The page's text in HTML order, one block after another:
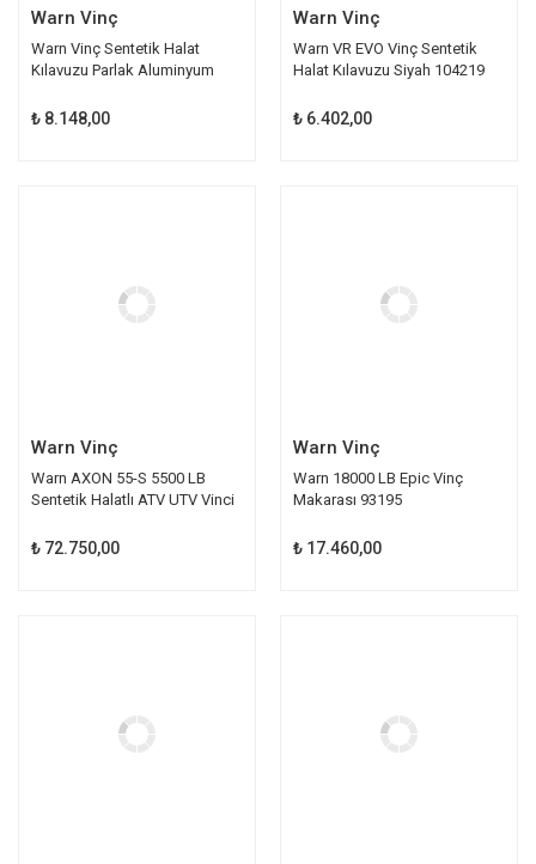
Warn Vinç
Warn Vinç Sentetik Halat
Kılavuzu Parlak Aluminyum
₺ 8.148,00
Warn Vinç
Warn VR EVO Vinç Sentetik
Halat Kılavuzu Siyah 104219
₺ 6.402,00
Warn Vinç
Warn AXON 55-S 5500 LB
Sentetik Halatlı ATV UTV Vinci
₺ 72.750,00
Warn Vinç
Warn 18000 LB Epic Vinç
Makarası 93195
₺ 17.460,00